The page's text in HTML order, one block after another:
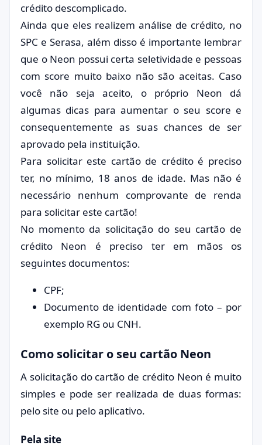
crédito descomplicado.
Ainda que eles realizem análise de crédito, no
SPC e Serasa, além disso é importante lembrar
que o Neon possui certa seletividade e pessoas
com score muito baixo não são aceitas. Caso
você não seja aceito, o próprio Neon dá
algumas dicas para aumentar o seu score e
consequentemente as suas chances de ser
aprovado pela instituição.
Para solicitar este cartão de crédito é preciso
ter, no mínimo, 18 anos de idade. Mas não é
necessário nenhum comprovante de renda
para solicitar este cartão!
No momento da solicitação do seu cartão de
crédito Neon é preciso ter em mãos os
seguintes documentos:
CPF;
Documento de identidade com foto – por
exemplo RG ou CNH.
Como solicitar o seu cartão Neon
A solicitação do cartão de crédito Neon é muito
simples e pode ser realizada de duas formas:
pelo site ou pelo aplicativo.
Pela site